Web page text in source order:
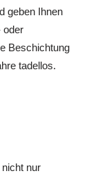
geben Ihnen
oder
Beschichtung
tadellos.
nur